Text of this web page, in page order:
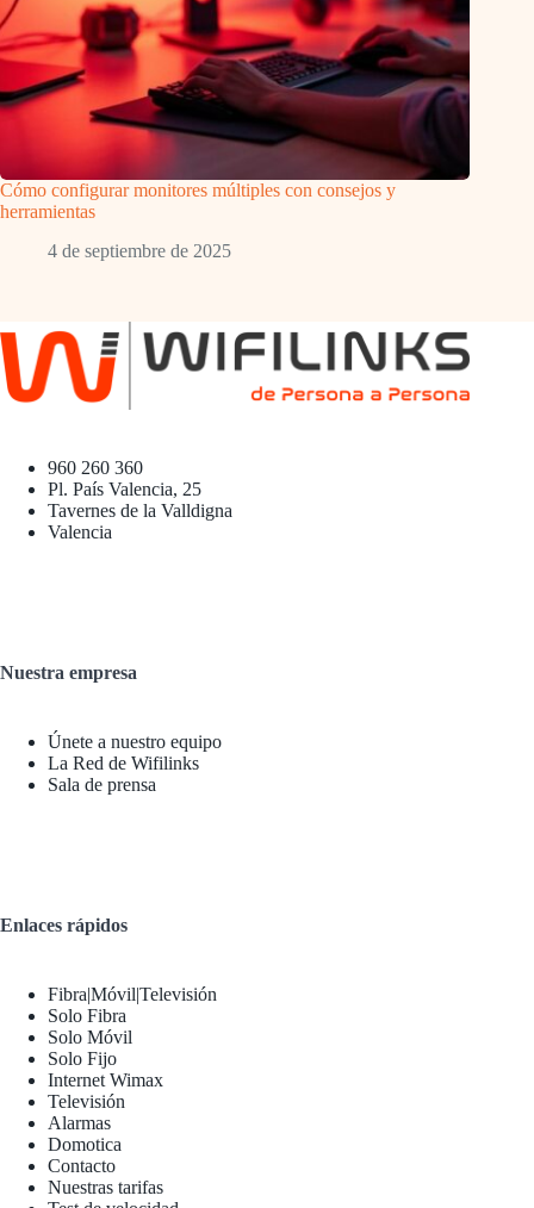
Cómo configurar monitores múltiples con consejos y
herramientas
4 de septiembre de 2025
960 260 360
Pl. País Valencia, 25
Tavernes de la Valldigna
Valencia
Nuestra empresa
Únete a nuestro equipo
La Red de Wifilinks
Sala de prensa
Enlaces rápidos
Fibra|Móvil|Televisión
Solo Fibra
Solo Móvil
Solo Fijo
Internet Wimax
Televisión
Alarmas
Domotica
Contacto
Nuestras tarifas